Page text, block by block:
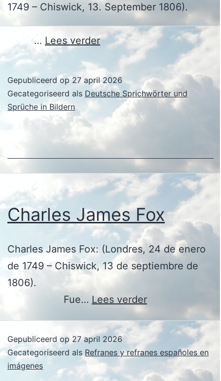
1749 – Chiswick, 13. September 1806).
… Lees verderCharles
James
Fox
Gepubliceerd op27 april 2026
Gecategoriseerd als Deutsche Sprichwörter und
Sprüche in Bildern
Charles James Fox
Charles James Fox: (Londres, 24 de enero
de 1749 – Chiswick, 13 de septiembre de
1806).
Fue… Lees verderCharles
Fox
Gepubliceerd op 27 april 2026
Gecategoriseerd als Refranes y refranes españoles en
imágenes